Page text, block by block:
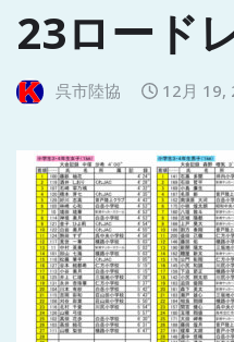
23ロード
呉市陸協 12月 19,